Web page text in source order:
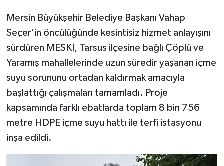
Mersin Büyükşehir Belediye Başkanı Vahap
Seçer’in öncülüğünde kesintisiz hizmet anlayışını
sürdüren MESKİ, Tarsus ilçesine bağlı Çöplü ve
Yaramış mahallelerinde uzun süredir yaşanan içme
suyu sorununu ortadan kaldırmak amacıyla
başlattığı çalışmaları tamamladı. Proje
kapsamında farklı ebatlarda toplam 8 bin 756
metre HDPE içme suyu hattı ile terfi istasyonu
inşa edildi.